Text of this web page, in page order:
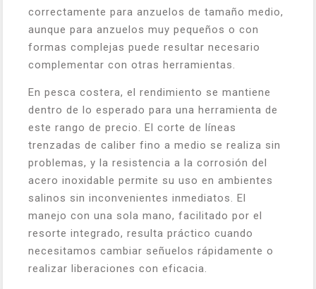
correctamente para anzuelos de tamaño medio,
aunque para anzuelos muy pequeños o con
formas complejas puede resultar necesario
complementar con otras herramientas.
En pesca costera, el rendimiento se mantiene
dentro de lo esperado para una herramienta de
este rango de precio. El corte de líneas
trenzadas de caliber fino a medio se realiza sin
problemas, y la resistencia a la corrosión del
acero inoxidable permite su uso en ambientes
salinos sin inconvenientes inmediatos. El
manejo con una sola mano, facilitado por el
resorte integrado, resulta práctico cuando
necesitamos cambiar señuelos rápidamente o
realizar liberaciones con eficacia.